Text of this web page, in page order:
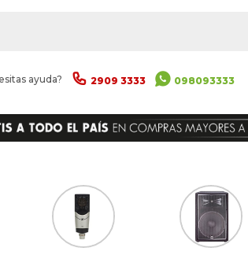
ayuda? 2909 3333 098093333